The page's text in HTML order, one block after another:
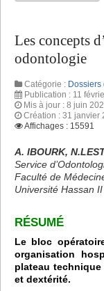
Les concepts
odontologie
Catégorie : Dossiers
Publication : 11
Mis à jour : 8 juin
Création : 31 janvier
Affichages : 15591
A. IBOURK,
Service
Faculté de
Université Hassan
RÉSUMÉ
Le bloc
organisation
plateau
et dextérité.